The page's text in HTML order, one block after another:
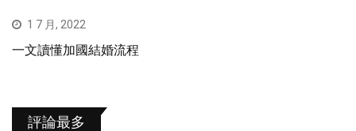
1 7 月, 2022
一文讀懂加國結婚流程
評論最多